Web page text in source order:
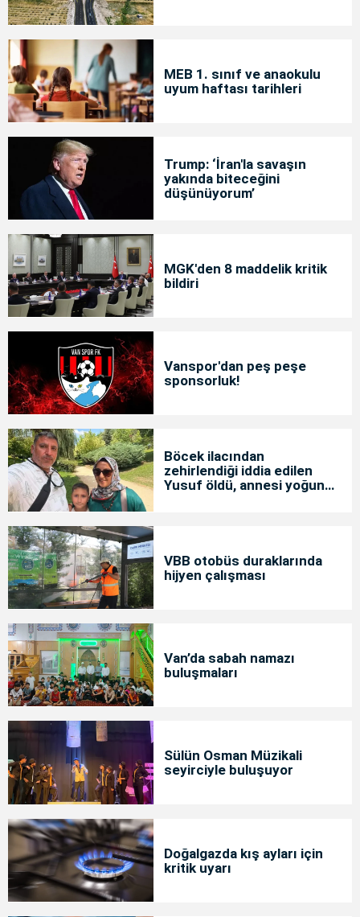
MEB 1. sınıf ve anaokulu
uyum haftası tarihleri
Trump: ‘İran'la savaşın
yakında biteceğini
düşünüyorum’
MGK'den 8 maddelik kritik
bildiri
Vanspor'dan peş peşe
sponsorluk!
Böcek ilacından
zehirlendiği iddia edilen
Yusuf öldü, annesi yoğun
VBB otobüs duraklarında
hijyen çalışması
Van’da sabah namazı
buluşmaları
Sülün Osman Müzikali
seyirciyle buluşuyor
Doğalgazda kış ayları için
kritik uyarı